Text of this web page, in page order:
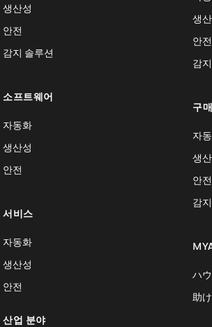
생산성
안전
감지 솔루션
소프트웨어
자동화
생산성
안전
서비스
자동화
생산성
안전
산업 분야
생
안전
감
구
자
생
안전
감
ハ
助